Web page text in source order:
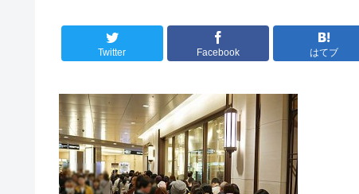
Twitter Facebook はてブ